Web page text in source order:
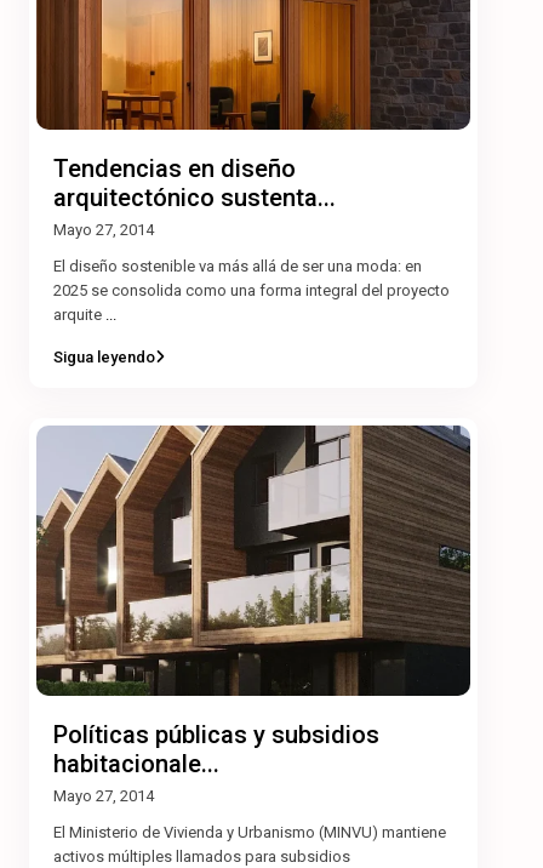
Tendencias en diseño
arquitectónico sustenta...
Mayo 27, 2014
El diseño sostenible va más allá de ser una moda: en
2025 se consolida como una forma integral del proyecto
arquite
Sigua leyendo
Políticas públicas y subsidios
habitacionale...
Mayo 27, 2014
El Ministerio de Vivienda y Urbanismo (MINVU) mantiene
activos múltiples llamados para subsidios